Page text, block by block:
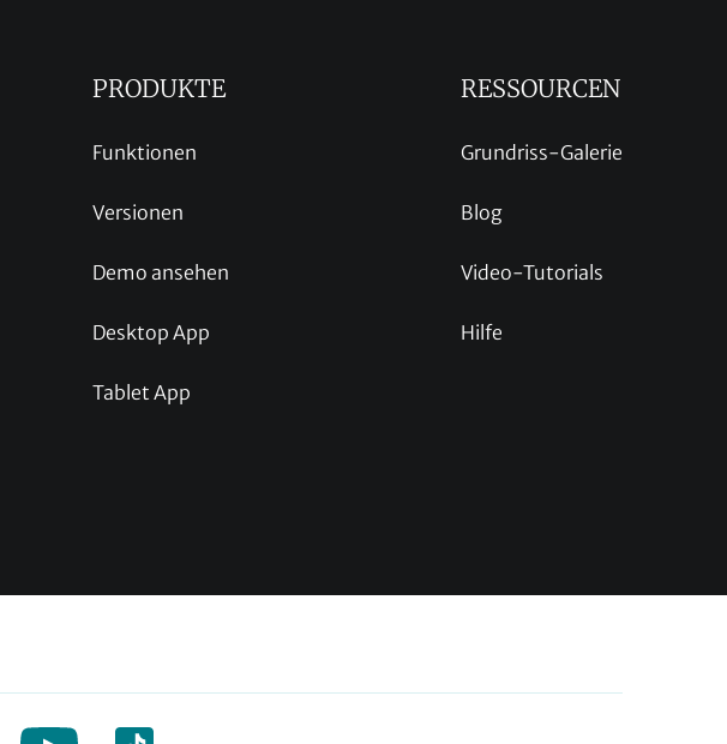
PRODUKTE
Funktionen
Versionen
Demo ansehen
Desktop App
Tablet App
RESSOURCEN
Grundriss-Galerie
Blog
Video-Tutorials
Hilfe